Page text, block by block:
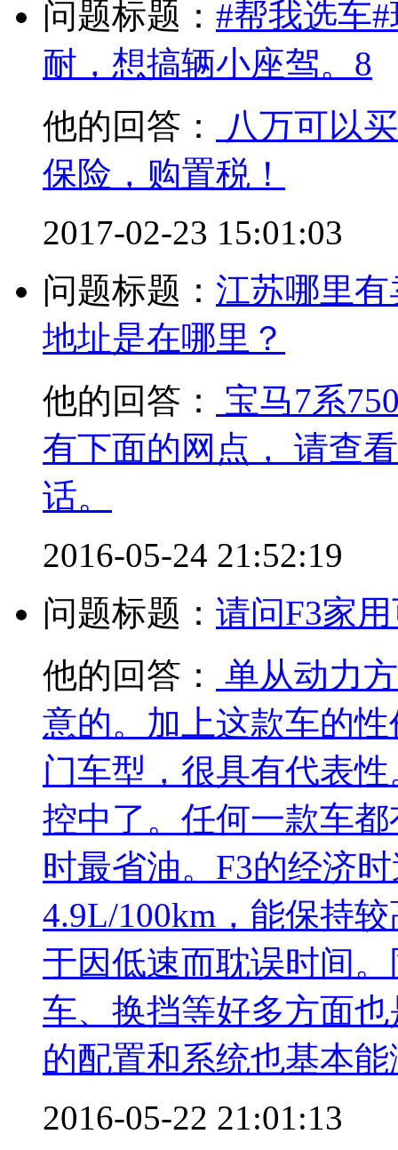
问题标题： #帮我选车
耐，想搞辆小座驾。8
他的回答：
八万可以
保险，购置税！
2017-02-23 15:01:03
问题标题： 江苏哪里
地址是在哪里？
他的回答：
宝马7系
有下面的网点， 请查
话。
2016-05-24 21:52:19
问题标题： 请问F3家
他的回答：
单从动力
意的。加上这款车的
门车型，很具有代表
控中了。任何一款车
时最省油。F3的经济
4.9L/100km，能保持
于因低速而耽误时间
车、换挡等好多方面
的配置和系统也基本
2016-05-22 21:01:13